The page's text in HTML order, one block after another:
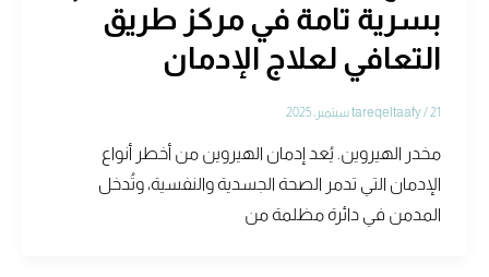
بسرية تامة في مركز طريق
التعافي لعلاج الإدمان
tareqeltaafy/21 سبتمبر، 2025
مخدر الهيروين. يُعد إدمان الهيروين من أخطر أنواع
الإدمان التي تدمر الصحة الجسدية والنفسية، وتُدخل
المدمن في دائرة مظلمة من